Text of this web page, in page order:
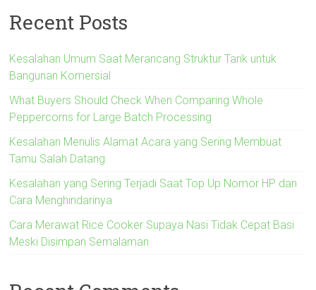
Recent Posts
Kesalahan Umum Saat Merancang Struktur Tarik untuk
Bangunan Komersial
What Buyers Should Check When Comparing Whole
Peppercorns for Large Batch Processing
Kesalahan Menulis Alamat Acara yang Sering Membuat
Tamu Salah Datang
Kesalahan yang Sering Terjadi Saat Top Up Nomor HP dan
Cara Menghindarinya
Cara Merawat Rice Cooker Supaya Nasi Tidak Cepat Basi
Meski Disimpan Semalaman